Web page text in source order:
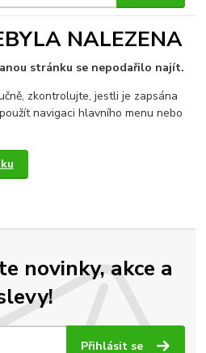
NALEZENA
stránku se nepodařilo najít.
zkontrolujte, jestli je zapsána
navigaci hlavního menu nebo
novinky, akce a
Přihlásit se